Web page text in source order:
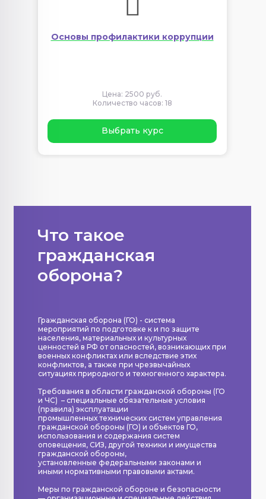
Основы профилактики коррупции
Цена: 2500 руб.
Количество часов: 18
Выбрать курс
Что такое
гражданская
оборона?
Гражданская оборона (ГО) - система
мероприятий по подготовке к и по защите
населения, материальных и культурных
ценностей в РФ от опасностей, возникающих при
военных конфликтах или вследствие этих
конфликтов, а также при чрезвычайных
ситуациях природного и техногенного характера.
Требования в области гражданской обороны (ГО
и ЧС) – специальные обязательные условия
(правила) эксплуатации
промышленных технических систем управления
гражданской обороны (ГО) и объектов ГО,
использования и содержания систем
оповещения, СИЗ, другой техники и имущества
гражданской обороны,
установленные федеральными законами и
иными нормативными правовыми актами.
Меры по гражданской обороне и безопасности